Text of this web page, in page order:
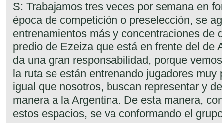
S: Trabajamos tres veces por semana en
época de competición o preselección, se
entrenamientos más y concentraciones de
predio de Ezeiza que está en frente del de
da una gran responsabilidad, porque
la ruta se están entrenando jugadores muy
igual que nosotros, buscan representar y
manera a la Argentina. De esta manera,
estos espacios, se va conformando el